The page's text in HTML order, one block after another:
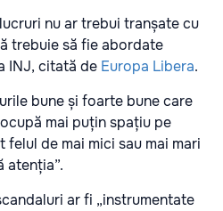
nu ar trebui tranșate cu
trebuie să fie abordate
INJ, citată de Europa Libera.
bune și foarte bune care
mai puțin spațiu pe
de mai mici sau mai mari
atenția”.
ar fi „instrumentate